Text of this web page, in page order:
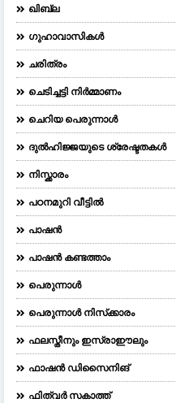
ഖിബ്‌ല
ഗുഹാവാസികൾ
ചരിത്രം
ചെടിച്ചട്ടി നിർമ്മാണം
ചെറിയ പെരുന്നാള്‍
ദുല്‍ഹിജ്ജയുടെ ശ്രേഷ്ടതകള്‍
നിസ്ക്കാരം
പഠനമുറി വീട്ടിൽ
പാഷൻ
പാഷൻ കണ്ടത്താം
പെരുന്നാള്‍
പെരുന്നാള്‍ നിസ്‌ക്കാരം
ഫലസ്തീനും ഇസ്രാഈലും
ഫാഷന്‍ ഡിസൈനിങ്‌
ഫിത്വർ സകാത്ത്